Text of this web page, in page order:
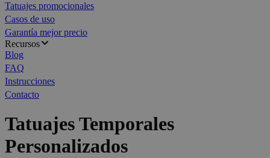
Tatuajes promocionales
Casos de uso
Garantía mejor precio
Recursos
Blog
FAQ
Instrucciones
Contacto
Tatuajes Temporales
Personalizados